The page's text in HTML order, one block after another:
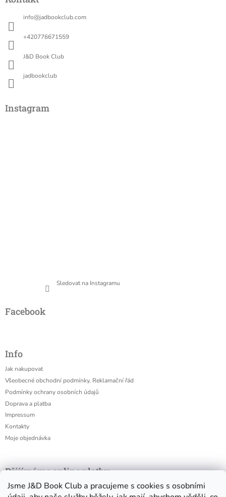
Jsme J&D Book Club a pracujeme s cookies s osobními
info@jadbookclub.com
+420776671559
J&D Book Club
jadbookclub
Instagram
Sledovat na Instagramu
Facebook
Info
Jak nakupovat
Všeobecné obchodní podmínky, Reklamační řád
Podmínky ochrany osobních údajů
Doprava a platba
Impressum
Kontakty
Moje objednávka
Přijímáme online platby